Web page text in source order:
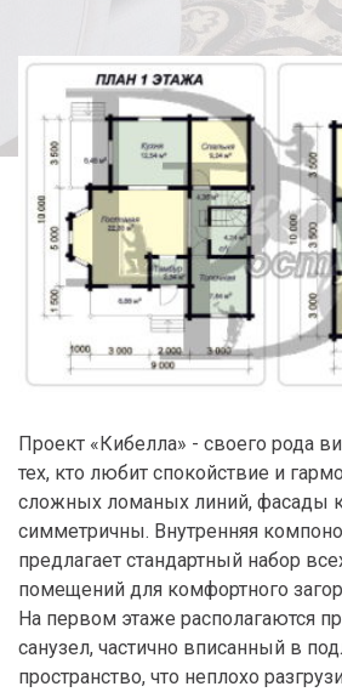
Проект «Кибелла» - своего рода
тех, кто любит спокойствие и
сложных ломаных линий, фасады
симметричны. Внутренняя
предлагает стандартный набор
помещений для комфортного
На первом этаже располагаются
санузел, частично вписанный в
пространство, что неплохо